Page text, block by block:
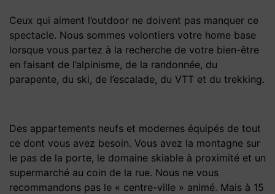
Ceux qui aiment l’outdoor ne doivent pas manquer ce
spectacle. Nous sommes volontiers votre home base
lorsque vous partez à la recherche de votre bien-être
en faisant de l’alpinisme, de la randonnée, du
parapente, du ski, de l’escalade, du VTT et du trekking.
Des appartements neufs et modernes équipés de tout
ce dont vous avez besoin. Vous avez la montagne sur
le pas de la porte, le domaine skiable à proximité et un
supermarché au coin de la rue. Nous ne vous
recommandons pas le « centre-ville » animé. Mais à 15